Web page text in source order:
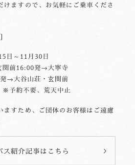
けますので、お気軽にご乗車くださ
日～11月30日
関前16:00発→大寧寺
→大谷山荘・玄関前
予約不要、荒天中止
すため、ご団体のお客様はご遠慮
ス紹介記事はこちら